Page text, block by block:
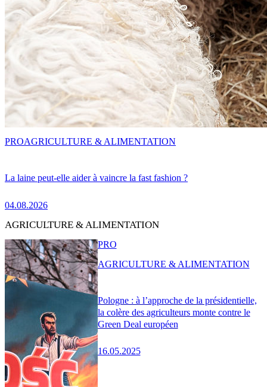
La laine peut-elle aider à vaincre la fast fashion ?
04.08.2026
PROAGRICULTURE & ALIMENTATION
AGRICULTURE & ALIMENTATION
Pologne : à l’approche de la présidentielle,
la colère des agriculteurs monte contre le
Green Deal européen
16.05.2025
PRO
AGRICULTURE & ALIMENTATION